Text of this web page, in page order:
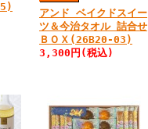
アンド ベイクドスイー
ツ＆今治タオル 詰合せ
ＢＯＸ(26B20-03)
3,300円 (税込)